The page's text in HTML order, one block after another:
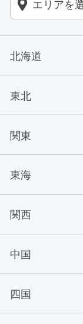
北海道
東北
関東
東海
関西
中国
四国